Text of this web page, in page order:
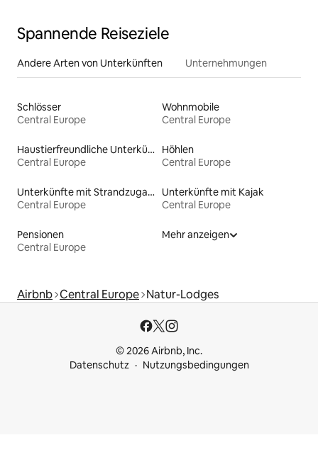
Spannende Reiseziele
Andere Arten von Unterkünften Unternehmungen
Schlösser
Central Europe
Wohnmobile
Central Europe
Haustierfreundliche Unterkünfte
Central Europe
Höhlen
Central Europe
Unterkünfte mit Strandzugang
Central Europe
Unterkünfte mit Kajak
Central Europe
Pensionen
Central Europe
Mehr anzeigen
Airbnb Central Europe Natur-Lodges
© 2026 Airbnb, Inc.
Datenschutz
Nutzungsbedingungen